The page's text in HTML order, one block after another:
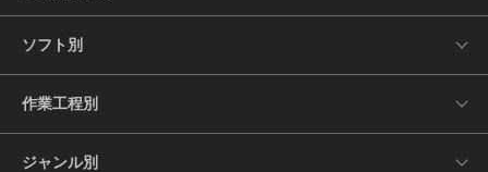
ソフト別
作業工程別
ジャンル別